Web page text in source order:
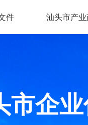
件 汕头市产
市企